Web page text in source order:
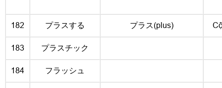
182 プラスする プラス(plus)
183 プラスチック
184 フラッシュ